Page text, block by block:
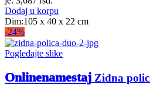
Dodaj u korpu
Dim:105 x 40 x 22 cm
-24%
Pogledajte slike
Onlinenamestaj Zidna